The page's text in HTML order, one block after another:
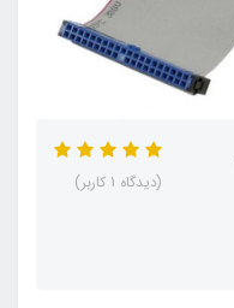
(دیدگاه 1 کاربر)